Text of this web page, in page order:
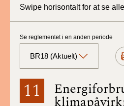
Swipe horisontalt for at se
11
Se reglementet i en anden periode
BR18 (Aktuelt)
BR18 (Aktuelt)